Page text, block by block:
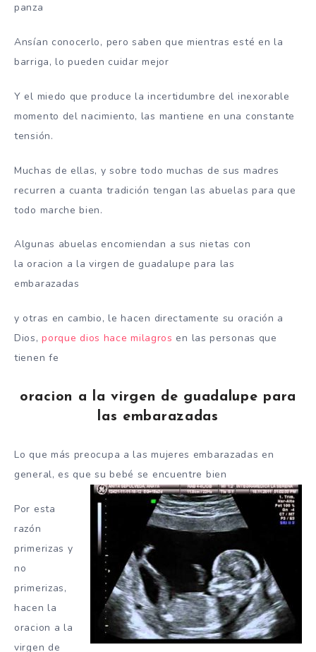
panza
Ansían conocerlo, pero saben que mientras esté en la
barriga, lo pueden cuidar mejor
Y el miedo que produce la incertidumbre del inexorable
momento del nacimiento, las mantiene en una constante
tensión.
Muchas de ellas, y sobre todo muchas de sus madres
recurren a cuanta tradición tengan las abuelas para que
todo marche bien.
Algunas abuelas encomiendan a sus nietas con
la oracion a la virgen de guadalupe para las
embarazadas
y otras en cambio, le hacen directamente su oración a
Dios,porque dios hace milagros en las personas que
tienen fe
oracion a la virgen de guadalupe para
las embarazadas
Lo que más preocupa a las mujeres embarazadas en
general, es que su bebé se encuentre bien
Por esta
razón
primerizas y
no
primerizas,
hacen la
oracion a la
virgen de